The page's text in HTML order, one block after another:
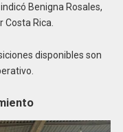
Benigna Rosales,
Rica.
disponibles son